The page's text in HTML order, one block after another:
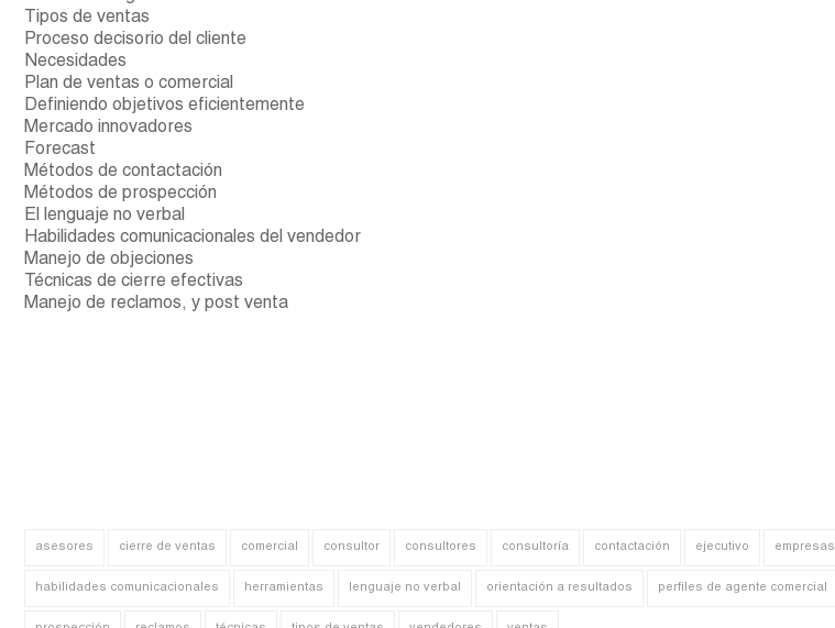
Tipos de ventas
Proceso decisorio del cliente
Necesidades
Plan de ventas o comercial
Definiendo objetivos eficientemente
Mercado innovadores
Forecast
Métodos de contactación
Métodos de prospección
El lenguaje no verbal
Habilidades comunicacionales del vendedor
Manejo de objeciones
Técnicas de cierre efectivas
Manejo de reclamos, y post venta
asesores cierre de ventas comercial consultor consultores consultoría contactación ejecutivo empresas
habilidades comunicacionales herramientas lenguaje no verbal orientación a resultados perfiles de agente comercial